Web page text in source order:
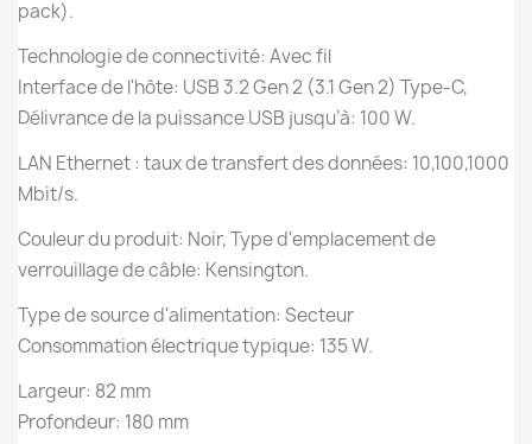
pack).
Technologie de connectivité: Avec fil
Interface de l'hôte: USB 3.2 Gen 2 (3.1 Gen 2) Type-C,
Délivrance de la puissance USB jusqu’à: 100 W.
LAN Ethernet : taux de transfert des données: 10,100,1000
Mbit/s.
Couleur du produit: Noir, Type d'emplacement de
verrouillage de câble: Kensington.
Type de source d'alimentation: Secteur
Consommation électrique typique: 135 W.
Largeur: 82 mm
Profondeur: 180 mm